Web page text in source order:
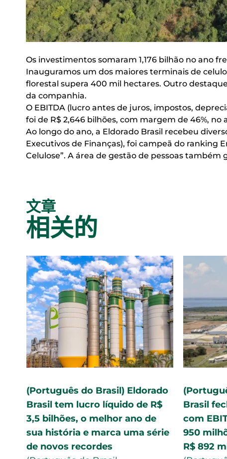
Os investimentos somaram 1,176 bilhão no ano
Inauguramos um dos maiores terminais de
florestal supera 400 mil hectares. Outro
da companhia.
O EBITDA (lucro antes de juros, impostos,
foi de R$ 2,646 bilhões, com margem de 46%, no
Ao longo do ano, a Eldorado Brasil recebeu
Executivos de Finanças), foi campeã do ranking
Celulose”. A área de gestão de pessoas também
文章
相关的
(Português do Brasil) Eldorado
Brasil Celulose fecha segundo
trimestre com lucro de R$ 988
milhões
(Português do Brasil…
indústria